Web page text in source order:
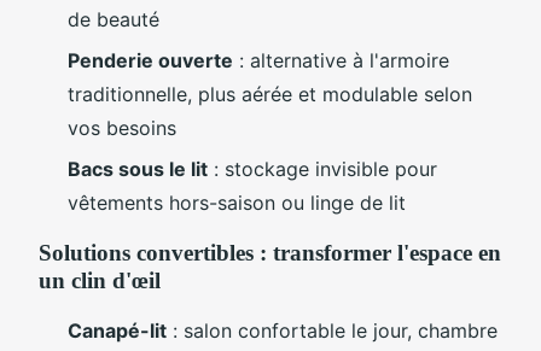
de beauté
Penderie ouverte : alternative à l'armoire
traditionnelle, plus aérée et modulable selon
vos besoins
Bacs sous le lit : stockage invisible pour
vêtements hors-saison ou linge de lit
Solutions convertibles : transformer l'espace en
un clin d'œil
Canapé-lit : salon confortable le jour, chambre